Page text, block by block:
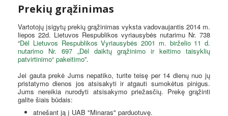
Prekių grąžinimas
Vartotojų įsigytų prekių grąžinimas vyksta vadovaujantis 2014 m.
liepos 22d. Lietuvos Respublikos vyriausybės nutarimu Nr. 738
“Dėl Lietuvos Respublikos Vyriausybės 2001 m. birželio 11 d.
nutarimo Nr. 697 „Dėl daiktų grąžinimo ir keitimo taisyklių
patvirtinimo“ pakeitimo”.
Jei gauta prekė Jums nepatiko, turite teisę per 14 dienų nuo jų
pristatymo dienos jos atsisakyti ir atgauti sumokėtus pinigus.
Jums nereikia nurodyti atsisakymo priežasčių. Prekę grąžinti
galite šiais būdais:
atnešant ją į UAB "Minaras" parduotuvę.